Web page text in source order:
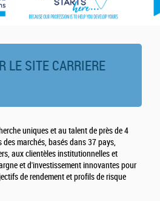
LE SITE CARRIERE
uniques et au talent de près de 4
marchés, basés dans 37 pays,
aux clientèles institutionnelles et
et d'investissement innovantes pour
de rendement et profils de risque